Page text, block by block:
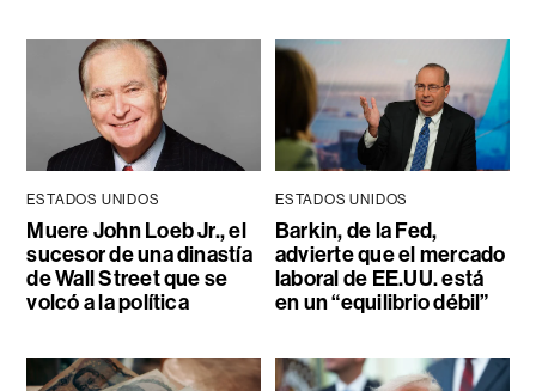
ESTADOS UNIDOS
Muere John Loeb Jr., el
sucesor de una dinastía
de Wall Street que se
volcó a la política
ESTADOS UNIDOS
Barkin, de la Fed,
advierte que el mercado
laboral de EE.UU. está
en un “equilibrio débil”